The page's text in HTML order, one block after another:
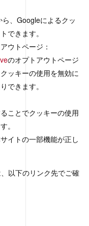
ら、Googleによるクッ
できます。
ウトページ：
のオプトアウトページ
ッキーの使用を無効に
できます。
ことでクッキーの使用
。
イトの一部機能が正し
以下のリンク先でご確